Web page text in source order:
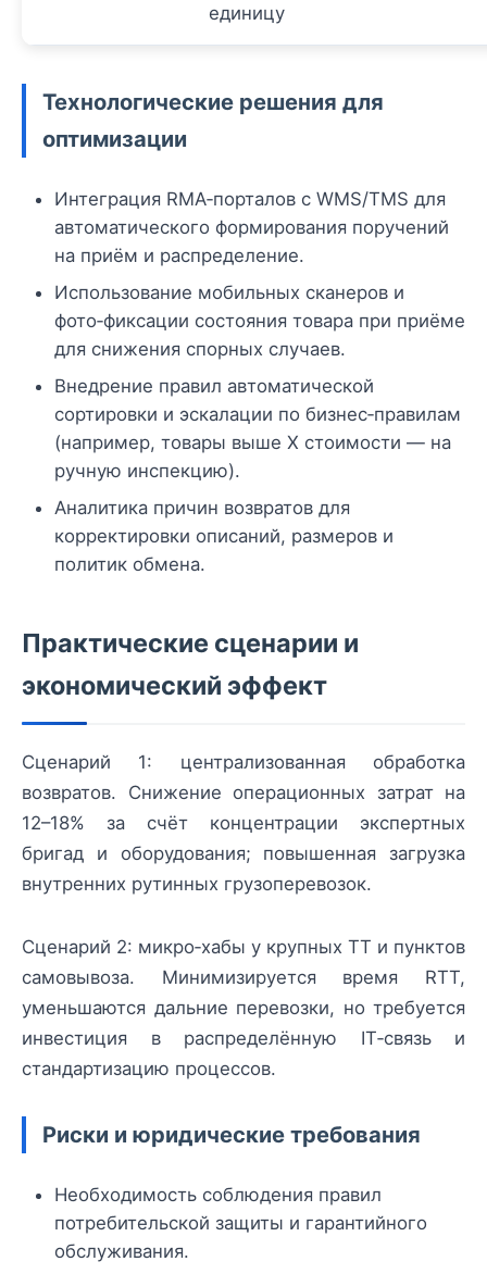
единицу
Технологические решения для
оптимизации
Интеграция RMA‑порталов с WMS/TMS для
автоматического формирования поручений
на приём и распределение.
Использование мобильных сканеров и
фото‑фиксации состояния товара при приёме
для снижения спорных случаев.
Внедрение правил автоматической
сортировки и эскалации по бизнес‑правилам
(например, товары выше X стоимости — на
ручную инспекцию).
Аналитика причин возвратов для
корректировки описаний, размеров и
политик обмена.
Практические сценарии и
экономический эффект
Сценарий 1: централизованная обработка
возвратов. Снижение операционных затрат на
12–18% за счёт концентрации экспертных
бригад и оборудования; повышенная загрузка
внутренних рутинных грузоперевозок.
Сценарий 2: микро‑хабы у крупных ТТ и пунктов
самовывоза. Минимизируется время RTT,
уменьшаются дальние перевозки, но требуется
инвестиция в распределённую IT‑связь и
стандартизацию процессов.
Риски и юридические требования
Необходимость соблюдения правил
потребительской защиты и гарантийного
обслуживания.